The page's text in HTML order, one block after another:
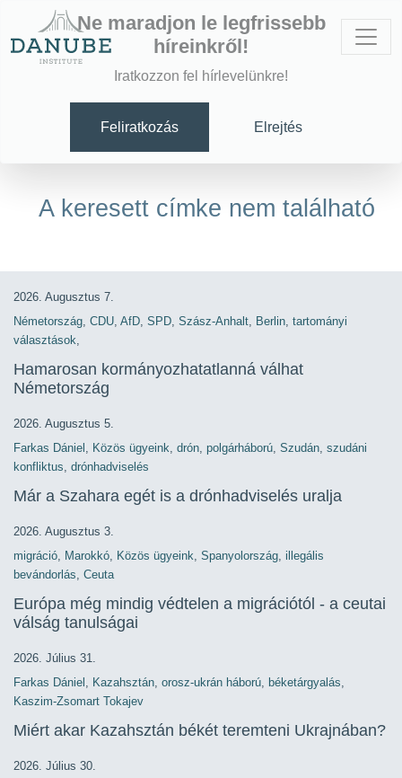
Ne maradjon le legfrissebb
híreinkről!
Iratkozzon fel hírlevelünkre!
Feliratkozás Elrejtés
A keresett címke nem található
2026. Augusztus 7.
Németország, CDU, AfD, SPD, Szász-Anhalt, Berlin, tartományi
választások,
Hamarosan kormányozhatatlanná válhat
Németország
2026. Augusztus 5.
Farkas Dániel , Közös ügyeink, drón, polgárháború, Szudán, szudáni
konfliktus, drónhadviselés
Már a Szahara egét is a drónhadviselés uralja
2026. Augusztus 3.
migráció, Marokkó, Közös ügyeink, Spanyolország, illegális
bevándorlás, Ceuta
Európa még mindig védtelen a migrációtól - a ceutai
válság tanulságai
2026. Július 31.
Farkas Dániel , Kazahsztán, orosz-ukrán háború, béketárgyalás,
Kaszim-Zsomart Tokajev
Miért akar Kazahsztán békét teremteni Ukrajnában?
2026. Július 30.